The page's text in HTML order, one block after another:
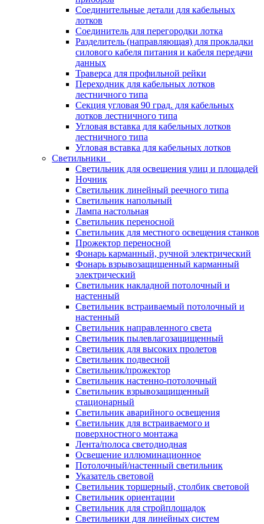
Соединительные детали для кабельных
лотков
Соединитель для перегородки лотка
Разделитель (направляющая) для прокладки
силового кабеля питания и кабеля передачи
данных
Траверса для профильной рейки
Переходник для кабельных лотков
лестничного типа
Секция угловая 90 град. для кабельных
лотков лестничного типа
Угловая вставка для кабельных лотков
лестничного типа
Угловая вставка для кабельных лотков
Светильники
Светильник для освещения улиц и площадей
Ночник
Светильник линейный реечного типа
Светильник напольный
Лампа настольная
Светильник переносной
Светильник для местного освещения станков
Прожектор переносной
Фонарь карманный, ручной электрический
Фонарь взрывозащищенный карманный
электрический
Светильник накладной потолочный и
настенный
Светильник встраиваемый потолочный и
настенный
Светильник направленного света
Светильник пылевлагозащищенный
Светильник для высоких пролетов
Светильник подвесной
Светильник/прожектор
Светильник настенно-потолочный
Светильник взрывозащищенный
стационарный
Светильник аварийного освещения
Светильник для встраиваемого и
поверхностного монтажа
Лента/полоса светодиодная
Освещение иллюминационное
Потолочный/настенный светильник
Указатель световой
Светильник торшерный, столбик световой
Светильник ориентации
Светильник для стройплощадок
Светильники для линейных систем